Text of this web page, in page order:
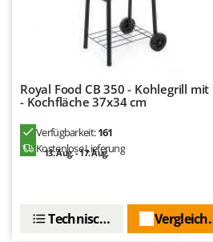
Shindaiwa
Sirman
Skil
Smartwood
Smeg
Spice Electronics
Royal Food CB 350 - Kohlegrill
- Kochfläche 37x34 cm
Verfügbarkeit:161
Kostenlose Lieferung
13. Aug. - 17. Aug.
Technische Daten